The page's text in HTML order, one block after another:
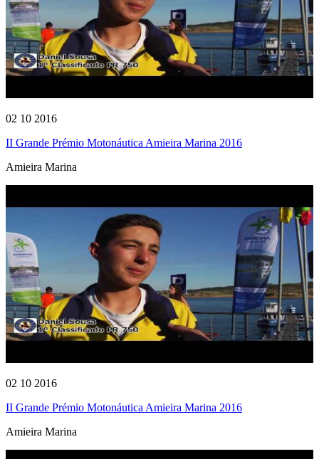
02 10 2016
II Grande Prémio Motonáutica Amieira Marina 2016
Amieira Marina
02 10 2016
II Grande Prémio Motonáutica Amieira Marina 2016
Amieira Marina